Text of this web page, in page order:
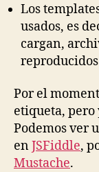
Los
usados, es
cargan,
Por el
etiqueta, pero
Podemos ver
enJSFiddle,
Mustache.